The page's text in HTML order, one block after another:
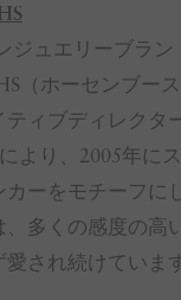
ジュエリーブラン
（ホーセンブー
ティブディレクタ
より、2005年に
カーをモチーフに
、多くの感度の高
愛され続けていま